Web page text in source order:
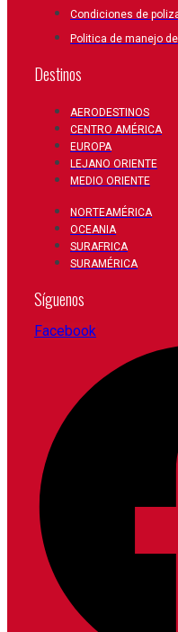
Condiciones de
Politica de manejo
Destinos
AERODESTINOS
CENTRO AMÉRICA
EUROPA
LEJANO ORIENTE
MEDIO ORIENTE
NORTEAMÉRICA
OCEANIA
SURAFRICA
SURAMÉRICA
Síguenos
Facebook